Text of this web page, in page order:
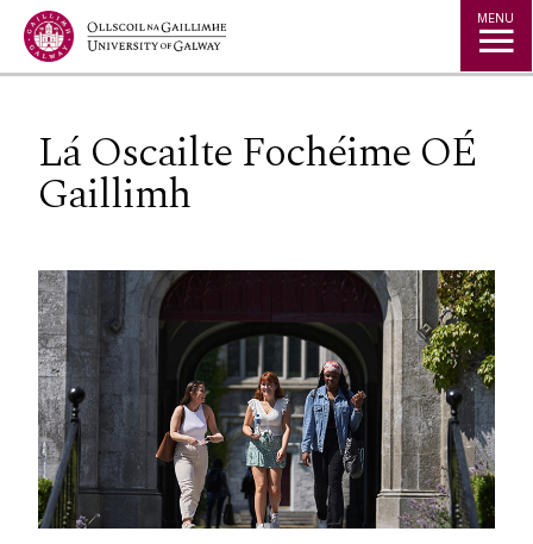
Jump to Content MENU
Lá Oscailte Fochéime OÉ
Gaillimh